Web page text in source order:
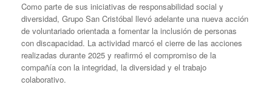
Como parte de sus iniciativas de responsabilidad social y
diversidad, Grupo San Cristóbal llevó adelante una nueva acción
de voluntariado orientada a fomentar la inclusión de personas
con discapacidad. La actividad marcó el cierre de las acciones
realizadas durante 2025 y reafirmó el compromiso de la
compañía con la integridad, la diversidad y el trabajo
colaborativo.